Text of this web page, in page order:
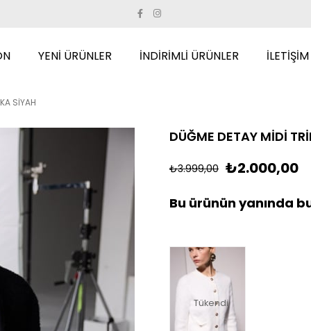
YENİ ÜRÜNLER İNDİRİMLİ ÜRÜNLER İLETİŞİM
SİYAH
DÜĞME DETAY MİDİ
₺3.999,00 ₺2.000,00
Bu ürünün yanında
Tükendi